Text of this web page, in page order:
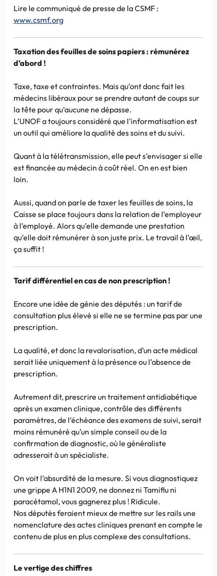
Lire le communiqué de presse de la CSMF :
www.csmf.org
Taxation des feuilles de soins papiers : rémunérez
d’abord !
Taxe, taxe et contraintes. Mais qu’ont donc fait les
médecins libéraux pour se prendre autant de coups sur
la tête pour qu’aucune ne dépasse.
L’UNOF a toujours considéré que l’informatisation est
un outil qui améliore la qualité des soins et du suivi.
Quant à la télétransmission, elle peut s’envisager si elle
est financée au médecin à coût réel. On en est bien
loin.
Aussi, quand on parle de taxer les feuilles de soins, la
Caisse se place toujours dans la relation de l’employeur
à l’employé. Alors qu’elle demande une prestation
qu’elle doit rémunérer à son juste prix. Le travail à l’œil,
ça suffit !
Tarif différentiel en cas de non prescription !
Encore une idée de génie des députés : un tarif de
consultation plus élevé si elle ne se termine pas par une
prescription.
La qualité, et donc la revalorisation, d’un acte médical
serait liée uniquement à la présence ou l’absence de
prescription.
Autrement dit, prescrire un traitement antidiabétique
après un examen clinique, contrôle des différents
paramètres, de l’échéance des examens de suivi, serait
moins rémunéré qu’un simple conseil ou de la
confirmation de diagnostic, où le généraliste
adresserait à un spécialiste.
On voit l’absurdité de la mesure. Si vous diagnostiquez
une grippe A H1N1 2009, ne donnez ni Tamiflu ni
paracétamol, vous gagnerez plus ! Ridicule.
Nos députés feraient mieux de mettre sur les rails une
nomenclature des actes cliniques prenant en compte le
contenu de plus en plus complexe des consultations.
Le vertige des chiffres